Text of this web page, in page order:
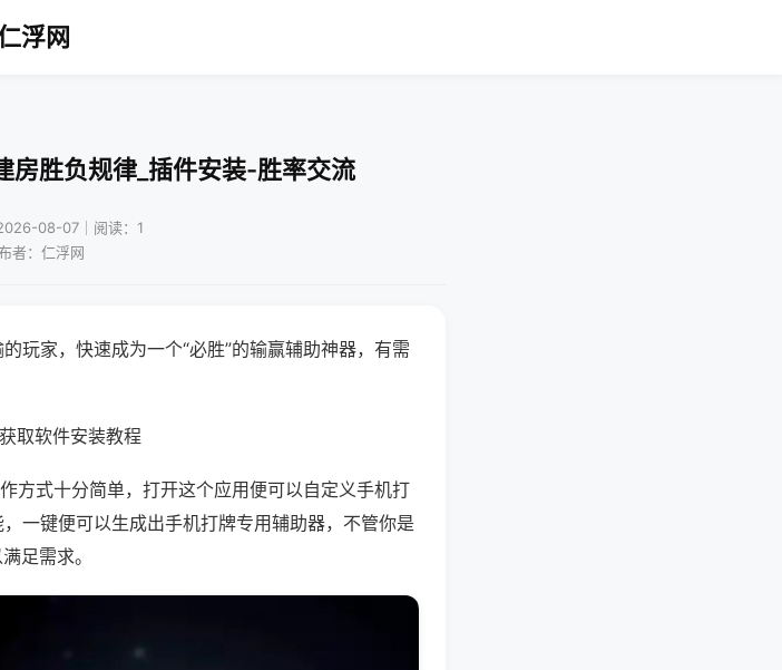
浮网
房胜负规律_插件安装-胜率交流
08-07｜阅读：1
者：仁浮网
玩家，快速成为一个“必胜”的输赢辅助神器，有需
取软件安装教程
方式十分简单，打开这个应用便可以自定义手机打
一键便可以生成出手机打牌专用辅助器，不管你是
足需求。